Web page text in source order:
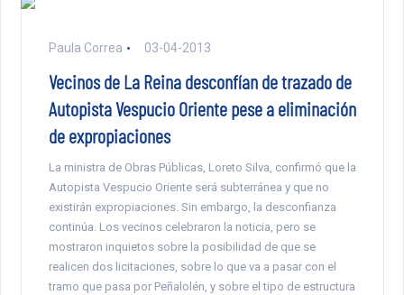
Paula Correa 03-04-2013
Vecinos de La Reina desconfían de trazado de
Autopista Vespucio Oriente pese a eliminación
de expropiaciones
La ministra de Obras Públicas, Loreto Silva, confirmó que la
Autopista Vespucio Oriente será subterránea y que no
existirán expropiaciones. Sin embargo, la desconfianza
continúa. Los vecinos celebraron la noticia, pero se
mostraron inquietos sobre la posibilidad de que se
realicen dos licitaciones, sobre lo que va a pasar con el
tramo que pasa por Peñalolén, y sobre el tipo de estructura